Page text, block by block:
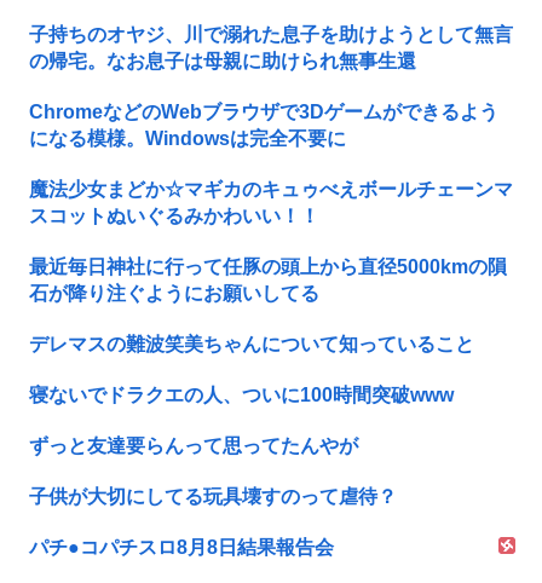
子持ちのオヤジ、川で溺れた息子を助けようとして無言
の帰宅。なお息子は母親に助けられ無事生還
ChromeなどのWebブラウザで3Dゲームができるよう
になる模様。Windowsは完全不要に
魔法少女まどか☆マギカのキュゥべえボールチェーンマ
スコットぬいぐるみかわいい！！
最近毎日神社に行って任豚の頭上から直径5000kmの隕
石が降り注ぐようにお願いしてる
デレマスの難波笑美ちゃんについて知っていること
寝ないでドラクエの人、ついに100時間突破www
ずっと友達要らんって思ってたんやが
子供が大切にしてる玩具壊すのって虐待？
パチ●コパチスロ8月8日結果報告会